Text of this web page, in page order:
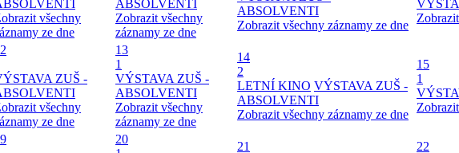
všechny
ze dne
ABSOLVENTI
Zobrazit všechny
záznamy ze dne
ABSOLVENTI
Zobrazit všechny záznamy ze dne
ZUŠ -
všechny
ze dne
13
1
VÝSTAVA ZUŠ -
ABSOLVENTI
Zobrazit všechny
záznamy ze dne
14
2
LETNÍ KINO VÝSTAVA ZUŠ -
ABSOLVENTI
Zobrazit všechny záznamy ze dne
15
1
20
21
22